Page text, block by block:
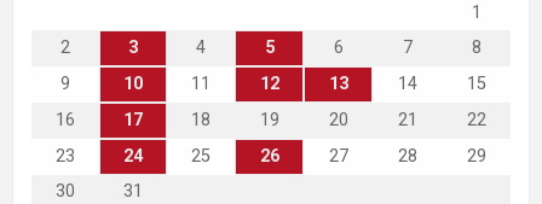
1
2
3 4 5 6 7
8
9
10 11 12 13 14
15
16
17 18 19 20 21
22
23
24 25 26 27 28
29
30
31